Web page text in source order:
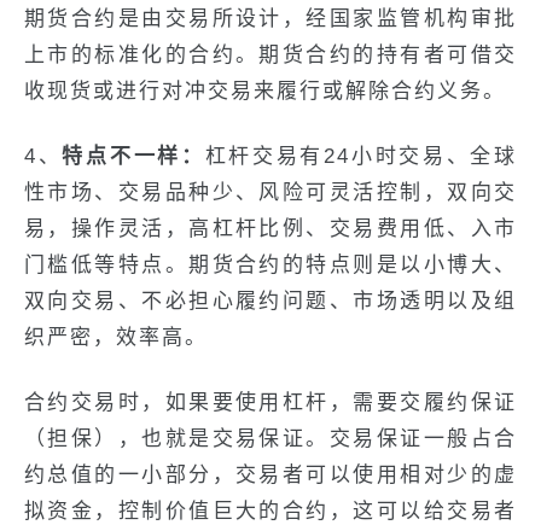
期货合约是由交易所设计，经国家监管机构审批
上市的标准化的合约。期货合约的持有者可借交
收现货或进行对冲交易来履行或解除合约义务。
4、特点不一样： 杠杆交易有24小时交易、全球
性市场、交易品种少、风险可灵活控制，双向交
易，操作灵活，高杠杆比例、交易费用低、入市
门槛低等特点。期货合约的特点则是以小博大、
双向交易、不必担心履约问题、市场透明以及组
织严密，效率高。
合约交易时，如果要使用杠杆，需要交履约保证
（担保），也就是交易保证。交易保证一般占合
约总值的一小部分，交易者可以使用相对少的虚
拟资金，控制价值巨大的合约，这可以给交易者